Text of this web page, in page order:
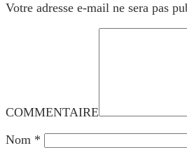
Votre adresse e-mail ne sera pas
COMMENTAIRE
Nom *